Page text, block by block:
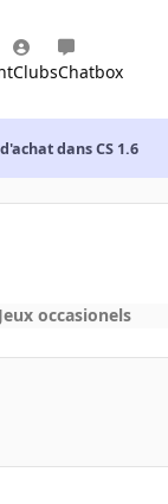
ClubsChatbox
dans CS 1.6
occasionels